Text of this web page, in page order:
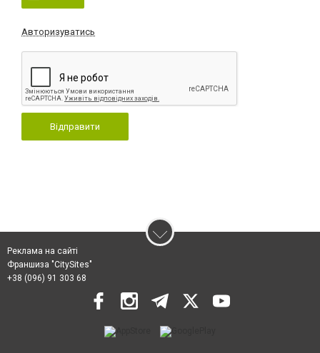
Авторизуватись
Відправити
Реклама на сайті
Франшиза "CitySites"
+38 (096) 91 303 68